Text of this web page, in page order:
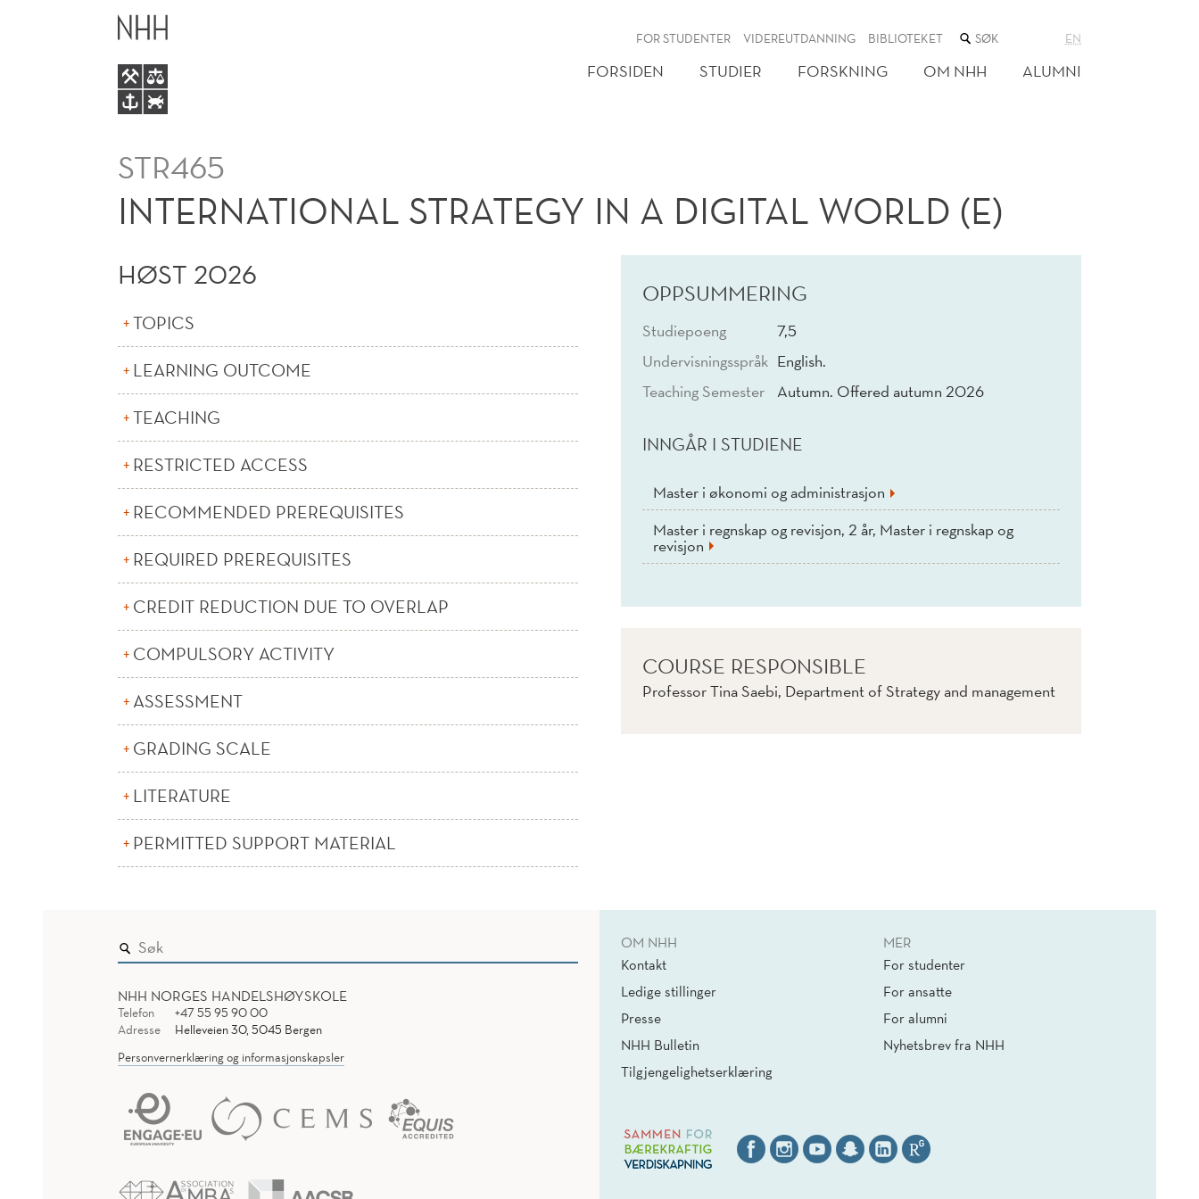
INTERNATIONAL
STRATEGY
DIGITAL
WORLD
FOR STUDENTER VIDEREUTDANNING BIBLIOTEKET SØK
NETTSTEDET
EN
FORSIDEN STUDIER FORSKNING OM NHH ALUMNI
STR465
INTERNATIONAL STRATEGY IN A DIGITAL WORLD (E)
HØST 2026
TOPICS
LEARNING OUTCOME
TEACHING
RESTRICTED ACCESS
RECOMMENDED PREREQUISITES
REQUIRED PREREQUISITES
CREDIT REDUCTION DUE TO OVERLAP
COMPULSORY ACTIVITY
ASSESSMENT
GRADING SCALE
LITERATURE
PERMITTED SUPPORT MATERIAL
OPPSUMMERING
Studiepoeng
7,5
Undervisningsspråk English.
Teaching Semester
Autumn. Offered autumn 2026
INNGÅR I STUDIENE
Master i økonomi og administrasjon
Master i regnskap og revisjon, 2 år, Master i regnskap og
revisjon
COURSE RESPONSIBLE
Professor Tina Saebi, Department of Strategy and management
NHH NORGES HANDELSHØYSKOLE
Telefon
+47 55 95 90 00
Adresse
Helleveien 30, 5045 Bergen
Personvernerklæring og informasjonskapsler
OM NHH
Kontakt
Ledige stillinger
Presse
NHH Bulletin
Tilgjengelighetserklæring
MER
For studenter
For ansatte
For alumni
Nyhetsbrev fra NHH